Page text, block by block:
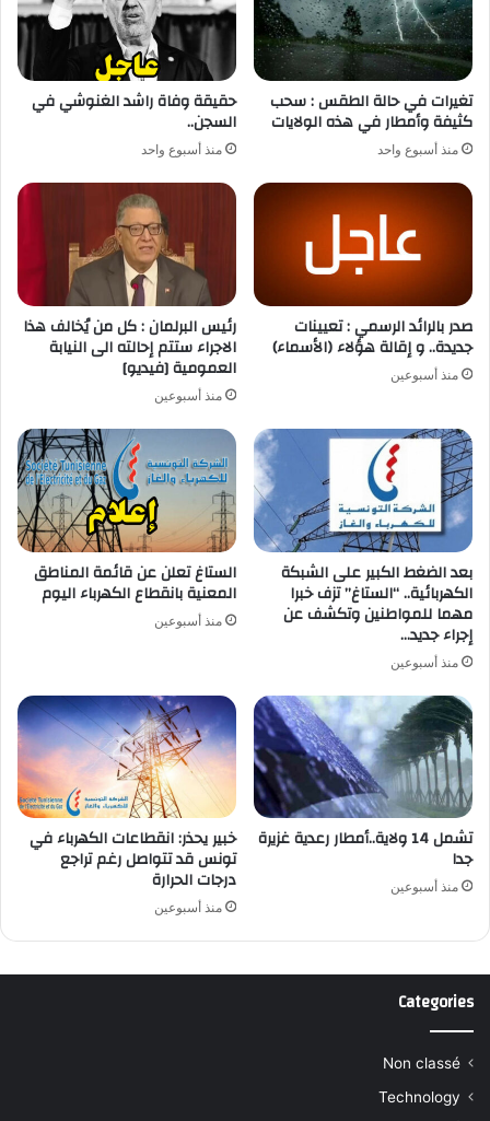
تغيرات في حالة الطقس : سحب
كثيفة وأمطار في هذه الولايات
منذ أسبوع واحد
حقيقة وفاة راشد الغنوشي في
السجن..
منذ أسبوع واحد
صدر بالرائد الرسمي : تعيينات
جديدة.. و إقالة هؤلاء (الأسماء)
منذ أسبوعين
رئيس البرلمان : كل من يُخالف هذا
الاجراء ستتم إحالته الى النيابة
العمومية [فيديو]
منذ أسبوعين
بعد الضغط الكبير على الشبكة
الكهربائية.. “الستاغ” تزف خبرا
مهما للمواطنين وتكشف عن
إجراء جديد…
منذ أسبوعين
الستاغ تعلن عن قائمة المناطق
المعنية بانقطاع الكهرباء اليوم
منذ أسبوعين
تشمل 14 ولاية..أمطار رعدية غزيرة
جدا
منذ أسبوعين
خبير يحذر: انقطاعات الكهرباء في
تونس قد تتواصل رغم تراجع
درجات الحرارة
منذ أسبوعين
Categories
Non classé
Technology